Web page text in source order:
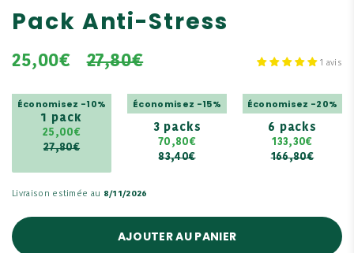
Pack Anti-Stress
25,00€ 27,80€ 1 avis
1 pack
Économisez -10%
25,00€
27,80€
3 packs
Économisez -15%
70,80€
83,40€
6 packs
Économisez -20%
133,30€
166,80€
Livraison estimée au 8/11/2026
AJOUTER AU PANIER